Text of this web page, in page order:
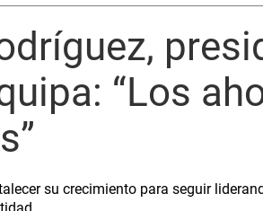
“Los
su crecimiento para seguir